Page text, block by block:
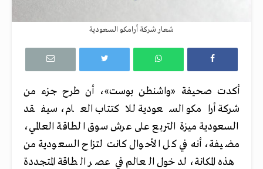
شعار شركة أرامكو السعودية
أكدت صحيفة «واشنطن بوست»، أن طرح جزء من
شركة أرامكو السعودية للاكتتاب العام، سيفقد
السعودية ميزة التربع على عرش سوق الطاقة العالمي،
مضيفة، أنه في كل الأحوال كانت لتزاح السعودية من
هذه المكانة، لدخول العالم في عصر الطاقة المتجددة